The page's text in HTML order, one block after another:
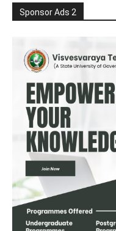
Sponsor Ads 2